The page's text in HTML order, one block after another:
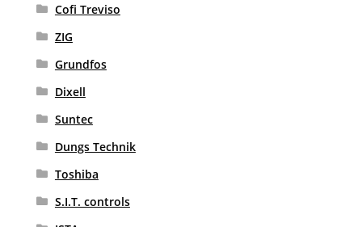
Cofi Treviso
ZIG
Grundfos
Dixell
Suntec
Dungs Technik
Toshiba
S.I.T. controls